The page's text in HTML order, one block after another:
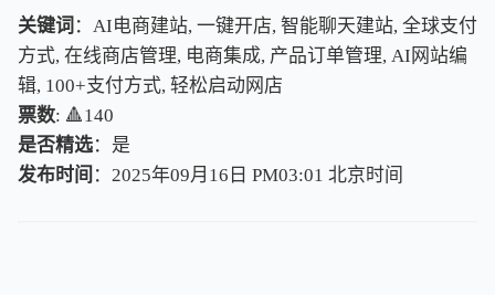
关键词 ：AI电商建站, 一键开店, 智能聊天建站, 全球支付
方式, 在线商店管理, 电商集成, 产品订单管理, AI网站编
辑, 100+支付方式, 轻松启动网店
票数: 🔺140
是否精选：是
发布时间 ：2025年09月16日 PM03:01 北京时间
北京时间